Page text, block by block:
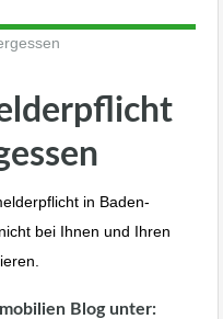
in Baden-
bei Ihnen und Ihren
Blog unter: